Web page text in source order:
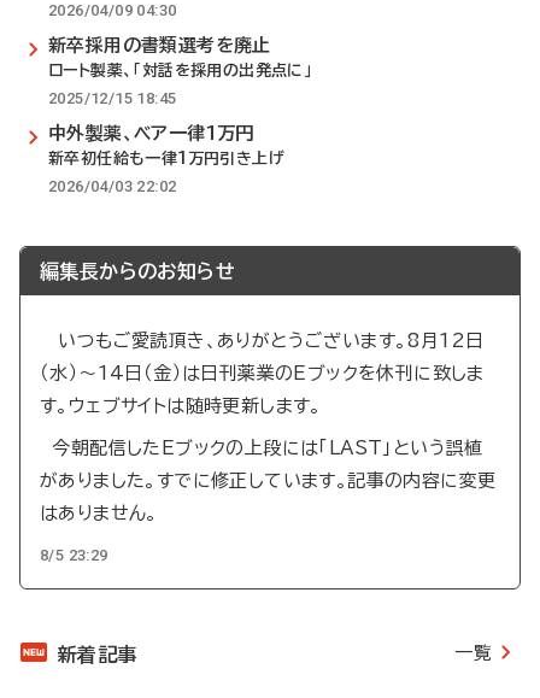
2026/04/09 04:30
新卒採用の書類選考を廃止
ロート製薬、「対話を採用の出発点に」
2025/12/15 18:45
中外製薬、ベア一律1万円
新卒初任給も一律1万円引き上げ
2026/04/03 22:02
編集長からのお知らせ
いつもご愛読頂き、ありがとうございます。8月12日
（水）～14日（金）は日刊薬業のEブックを休刊に致しま
す。ウェブサイトは随時更新します。
今朝配信したEブックの上段には「LAST」という誤植
がありました。すでに修正しています。記事の内容に変更
はありません。
8/5 23:29
新着記事 一覧